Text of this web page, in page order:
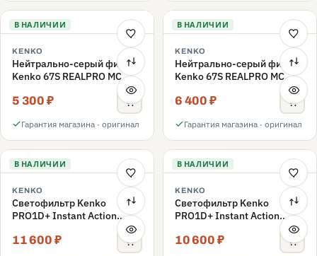
В НАЛИЧИИ
KENKO
Нейтрально-серый фильтр
Kenko 67S REALPRO MC
5 300 ₽
Гарантия магазина · оригинал
В НАЛИЧИИ
KENKO
Нейтрально-серый фильтр
Kenko 67S REALPRO MC
6 400 ₽
Гарантия магазина · оригинал
В НАЛИЧИИ
KENKO
Светофильтр Kenko
PRO1D+ Instant Action
Variable NDX3-450+C-PLS
переменной плотности
11 600 ₽
В НАЛИЧИИ
KENKO
Светофильтр Kenko
PRO1D+ Instant Action
Variable NDX3-450+C-PL
переменной плотности
10 600 ₽